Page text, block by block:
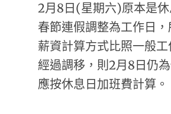
2月8日(星期六)原本是
春節連假調整為工作日
薪資計算方式比照一般
經過調移，則2月8日仍
應按休息日加班費計算。